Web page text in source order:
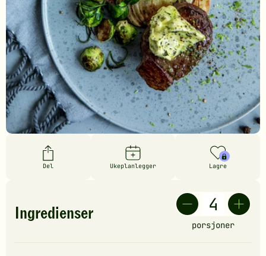
Del Ukeplanlegger Lagre
Ingredienser
porsjoner